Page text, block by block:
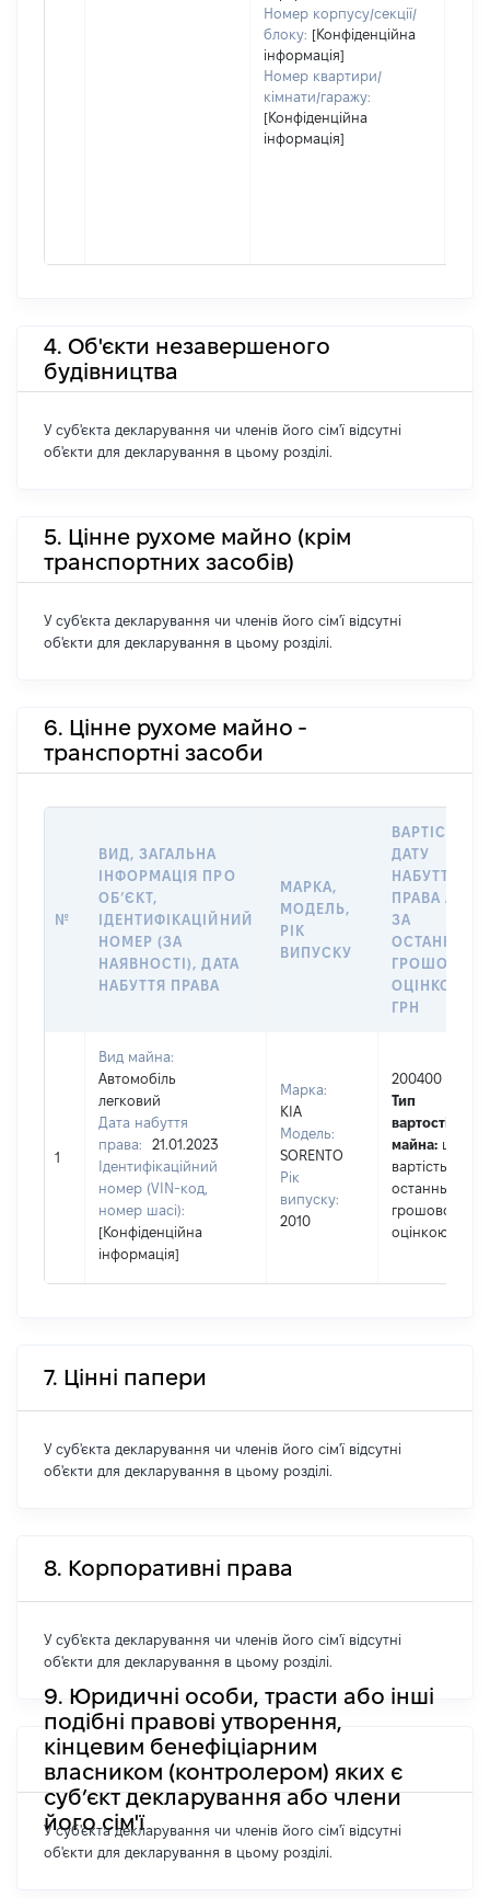
Номер корпусу/секції/
блоку: [Конфіденційна
інформація]
Номер квартири/
кімнати/гаражу:
[Конфіденційна
інформація]
4. Об'єкти незавершеного
будівництва
У суб'єкта декларування чи членів його сім'ї відсутні
об'єкти для декларування в цьому розділі.
5. Цінне рухоме майно (крім
транспортних засобів)
У суб'єкта декларування чи членів його сім'ї відсутні
об'єкти для декларування в цьому розділі.
6. Цінне рухоме майно -
транспортні засоби
№
ВИД, ЗАГАЛЬНА
ІНФОРМАЦІЯ ПРО
ОБʼЄКТ,
ІДЕНТИФІКАЦІЙНИЙ
НОМЕР (ЗА
НАЯВНОСТІ), ДАТА
НАБУТТЯ ПРАВА
МАРКА,
МОДЕЛЬ,
РІК
ВИПУСКУ
ВАРТІСТЬ НА
ДАТУ
НАБУТТЯ
ПРАВА АБО
ЗА
ГРОШОВОЮ
ОЦІНКОЮ,
ГРН
1
Вид майна:
Автомобіль
легковий
Дата набуття
права:
21.01.2023
Ідентифікаційний
номер (VIN-код,
номер шасі):
[Конфіденційна
інформація]
Марка:
KIA
Модель:
SORENTO
Рік
випуску:
2010
200400
Тип
вартості
майна: це
вартість за
останньою
грошовою
оцінкою
7. Цінні папери
У суб'єкта декларування чи членів його сім'ї відсутні
об'єкти для декларування в цьому розділі.
8. Корпоративні права
У суб'єкта декларування чи членів його сім'ї відсутні
об'єкти для декларування в цьому розділі.
9. Юридичні особи, трасти або інші
подібні правові утворення,
кінцевим бенефіціарним
власником (контролером) яких є
суб’єкт декларування або члени
його сім'ї
У суб'єкта декларування чи членів його сім'ї відсутні
об'єкти для декларування в цьому розділі.